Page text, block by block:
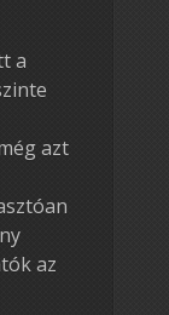
a
azt
az